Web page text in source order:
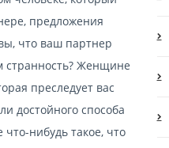
предложения
что ваш партнер
странность? Женщине
преследует вас
достойного способа
что-нибудь такое, что